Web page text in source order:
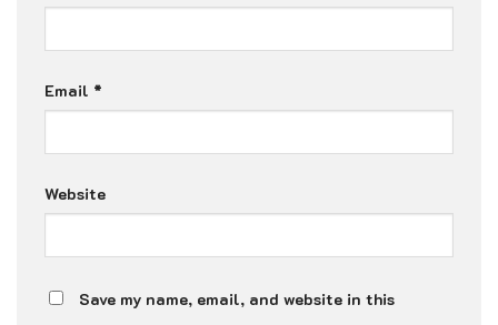
Email *
Website
Save my name, email, and website in this